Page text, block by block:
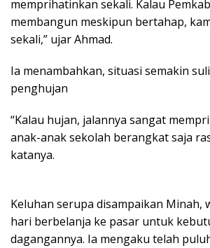
memprihatinkan sekali. Kalau
membangun meskipun bertahap,
sekali,” ujar Ahmad.
Ia menambahkan, situasi semakin
penghujan
“Kalau hujan, jalannya sangat
anak-anak sekolah berangkat saja
katanya.
Keluhan serupa disampaikan Minah,
hari berbelanja ke pasar untuk
dagangannya. Ia mengaku telah